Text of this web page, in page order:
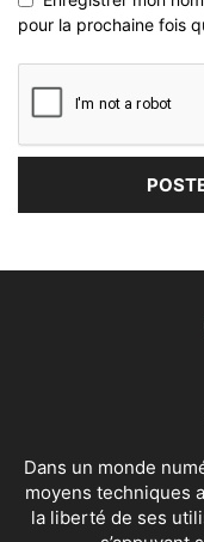
pour la prochaine fois
Dans un monde
moyens techniques
la liberté de ses